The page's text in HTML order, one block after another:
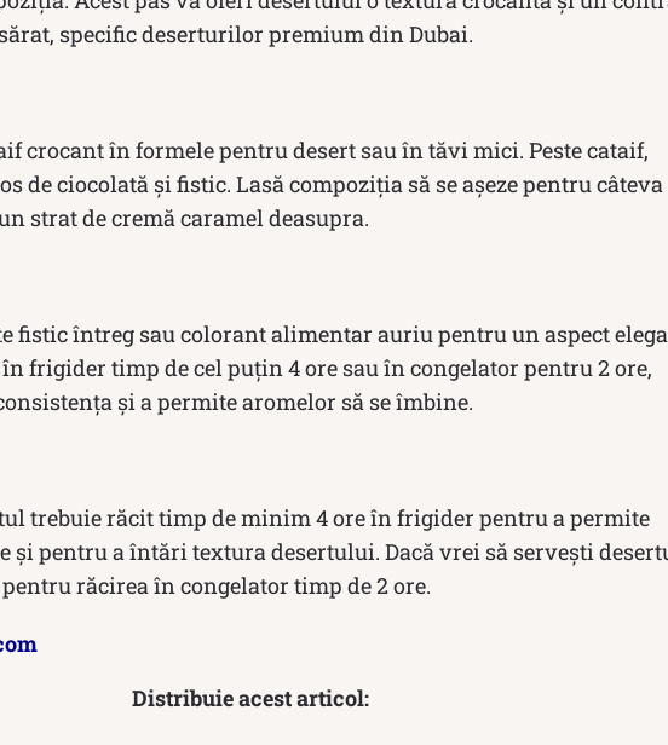
specific deserturilor premium din Dubai.
crocant în formele pentru desert sau în tăvi mici. Peste cataif,
de ciocolată și fistic. Lasă compoziția să se așeze pentru câteva
strat de cremă caramel deasupra.
fistic întreg sau colorant alimentar auriu pentru un aspect
frigider timp de cel puțin 4 ore sau în congelator pentru 2 ore,
și a permite aromelor să se îmbine.
trebuie răcit timp de minim 4 ore în frigider pentru a permite
și pentru a întări textura desertului. Dacă vrei să servești
răcirea în congelator timp de 2 ore.
Distribuie acest articol: